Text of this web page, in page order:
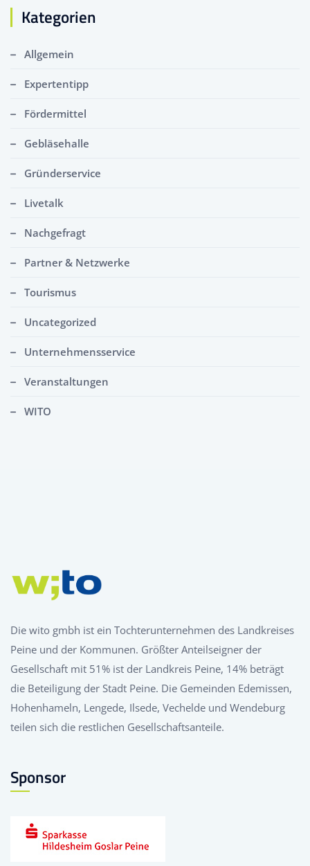
Kategorien
Allgemein
Expertentipp
Fördermittel
Gebläsehalle
Gründerservice
Livetalk
Nachgefragt
Partner & Netzwerke
Tourismus
Uncategorized
Unternehmensservice
Veranstaltungen
WITO
Die wito gmbh ist ein Tochterunternehmen des Landkreises
Peine und der Kommunen. Größter Anteilseigner der
Gesellschaft mit 51% ist der Landkreis Peine, 14% beträgt
die Beteiligung der Stadt Peine. Die Gemeinden Edemissen,
Hohenhameln, Lengede, Ilsede, Vechelde und Wendeburg
teilen sich die restlichen Gesellschaftsanteile.
Sponsor